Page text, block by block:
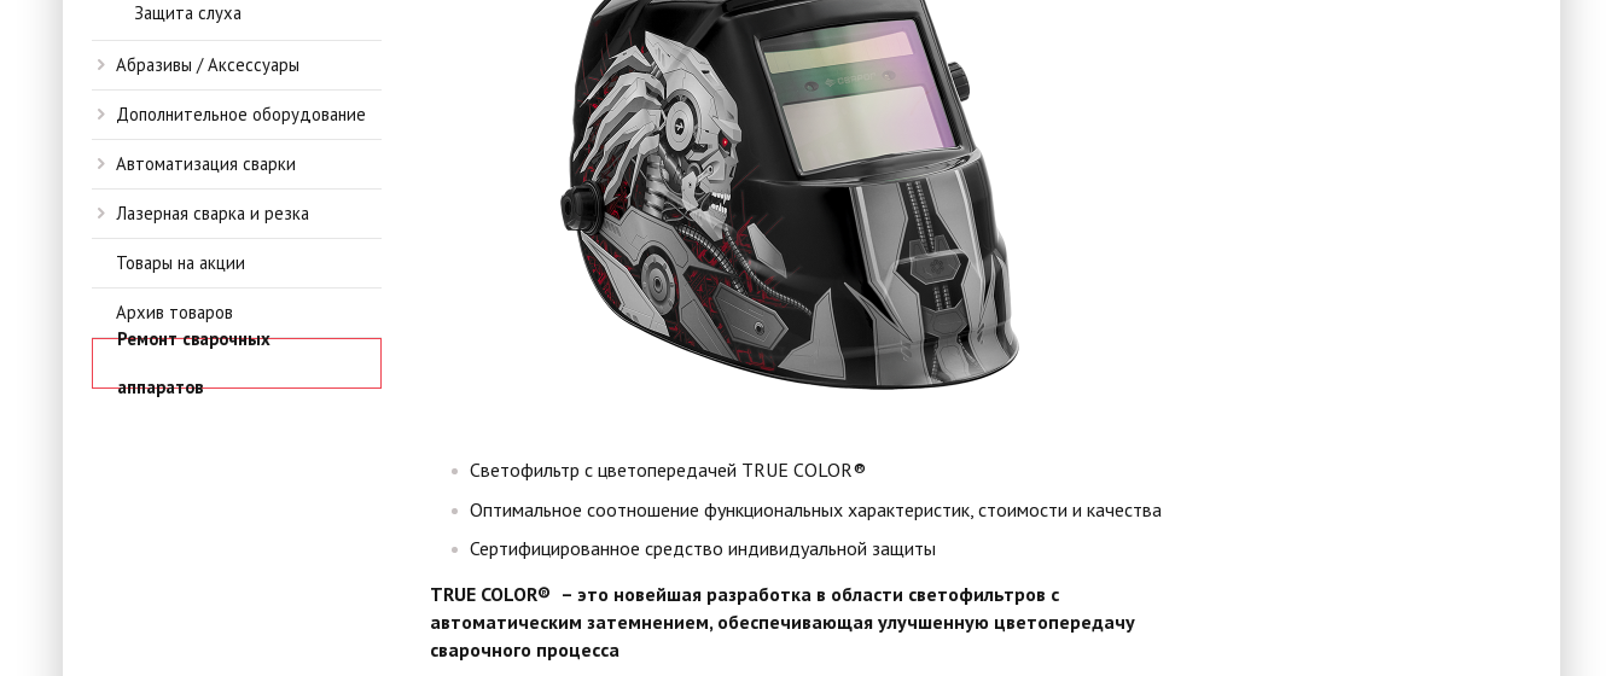
Защита слуха
Абразивы / Аксессуары
Дополнительное оборудование
Автоматизация сварки
Лазерная сварка и резка
Товары на акции
Архив товаров
Ремонт сварочных
аппаратов
Светофильтр с цветопередачей TRUE COLOR®
Оптимальное соотношение функциональных характеристик, стоимости и качества
Сертифицированное средство индивидуальной защиты
TRUE COLOR® – это новейшая разработка в области светофильтров с
автоматическим затемнением, обеспечивающая улучшенную цветопередачу
сварочного процесса